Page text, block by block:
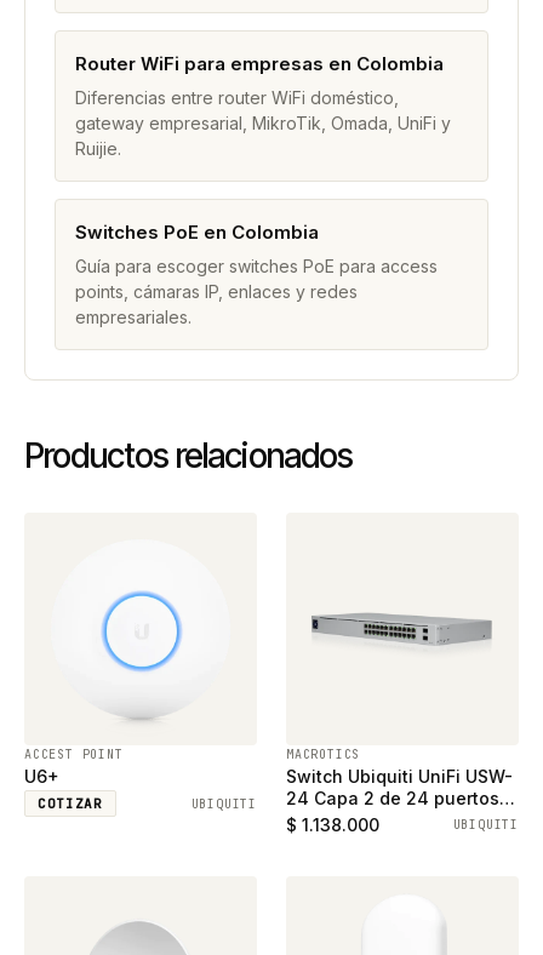
Router WiFi para empresas en Colombia
Diferencias entre router WiFi doméstico,
gateway empresarial, MikroTik, Omada, UniFi y
Ruijie.
Switches PoE en Colombia
Guía para escoger switches PoE para access
points, cámaras IP, enlaces y redes
empresariales.
Productos relacionados
ACCEST POINT
U6+
COTIZAR UBIQUITI
MACROTICS
Switch Ubiquiti UniFi USW-
24 Capa 2 de 24 puertos
ethernet gigabit y 2
$ 1.138.000 UBIQUITI